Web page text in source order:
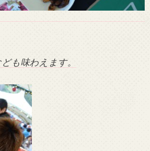
も味わえます。